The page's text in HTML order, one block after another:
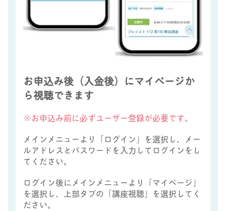
お申込み後（入金後）にマイページか
ら視聴できます
※お申込み前に必ずユーザー登録が必要です。
メインメニューより「ログイン」を選択し、メー
ルアドレスとパスワードを入力してログインをし
てください。
ログイン後にメインメニューより「マイページ」
を選択し、上部タブの「講座視聴」を選択してく
ださい。